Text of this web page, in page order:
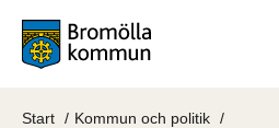
Start
Kommun och politik